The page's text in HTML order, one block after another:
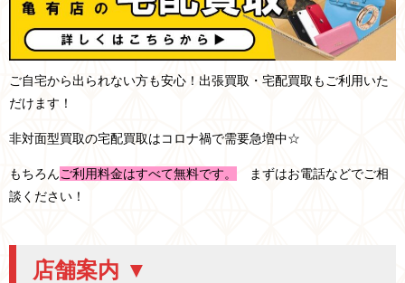
ご自宅から出られない方も安心！出張買取・宅配買取もご利用いた
だけます！
非対面型買取の宅配買取はコロナ禍で需要急増中☆
もちろんご利用料金はすべて無料です。
まずはお電話などでご相
談ください！
店舗案内 ▼